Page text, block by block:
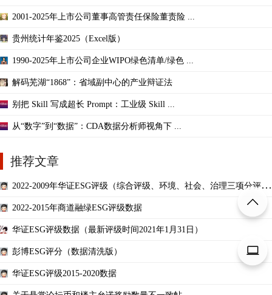
2001-2025年上市公司董事高管责任保险董责险 ...
贵州统计年鉴2025（Excel版）
1990-2025年上市公司企业WIPO绿色清单/绿色 ...
解码芜湖“1868”：省域副中心的产业辩证法
别把 Skill 写成超长 Prompt：工业级 Skill ...
从“数字”到“数据”：CDA数据分析师视角下 ...
推荐文章
2022-2009年华证ESG评级（综合评级、环境、社会、治理三项分评
2022-2015年商道融绿ESG评级数据
华证ESG评级数据（最新评级时间2021年1月31日）
彭博ESG评分（数据清洗版）
华证ESG评级2015-2020数据